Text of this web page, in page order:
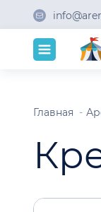
Главная